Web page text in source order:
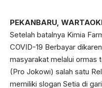
PEKANBARU,
Setelah batalnya Kimia
COVID-19 Berbayar
masyarakat melalui ormas
(Pro Jokowi) salah satu
memiliki slogan Setia di